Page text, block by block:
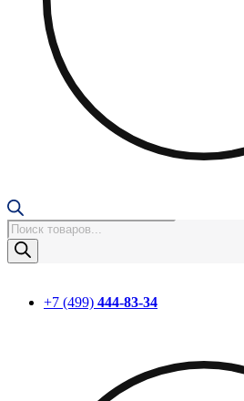
Поиск
товаров
+7 (499) 444-83-34